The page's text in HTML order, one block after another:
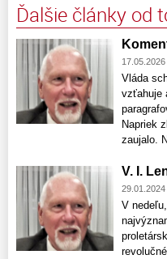
Ďalšie články od
17.05.2026
Vláda
vzťahuje
Napriek
zaujalo.
V. I.
29.01.2024
V